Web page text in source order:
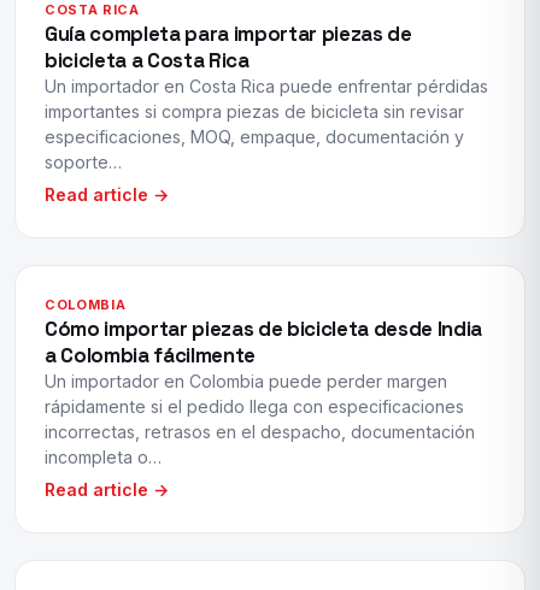
COSTA RICA
Guía completa para importar piezas de
bicicleta a Costa Rica
Un importador en Costa Rica puede enfrentar pérdidas
importantes si compra piezas de bicicleta sin revisar
especificaciones, MOQ, empaque, documentación y
soporte…
Read article →
COLOMBIA
Cómo importar piezas de bicicleta desde India
a Colombia fácilmente
Un importador en Colombia puede perder margen
rápidamente si el pedido llega con especificaciones
incorrectas, retrasos en el despacho, documentación
incompleta o…
Read article →